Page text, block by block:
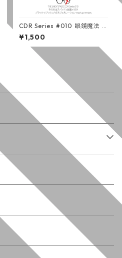
CDR Series #010 眼鏡魔法 /
その名はスペィド x 装置メガ
ネ
¥1,500